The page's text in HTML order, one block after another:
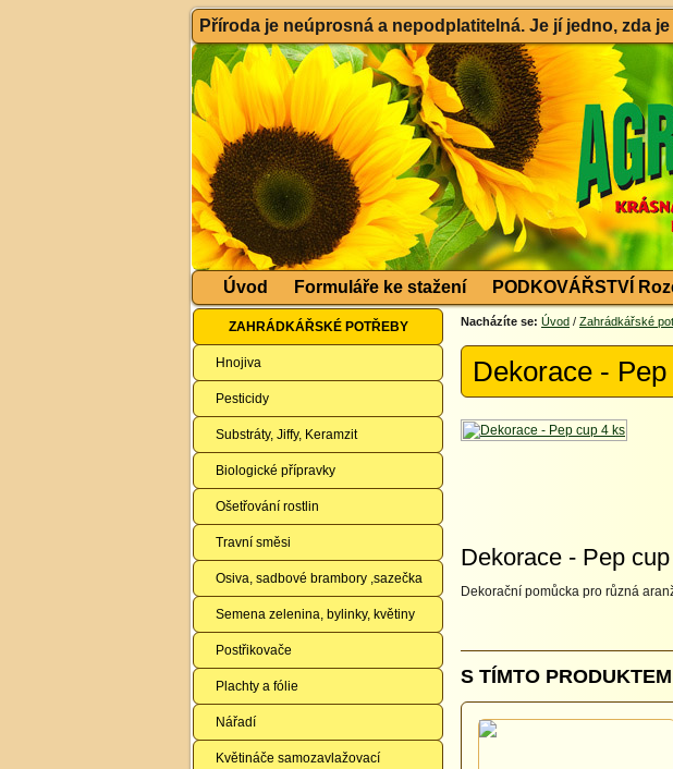
Příroda je neúprosná a nepodplatitelná. Je jí jedno, zda
Úvod Formuláře ke stažení PODKOVÁŘSTVÍ
ZAHRÁDKÁŘSKÉ POTŘEBY
Hnojiva
Pesticidy
Substráty, Jiffy, Keramzit
Biologické přípravky
Ošetřování rostlin
Travní směsi
Osiva, sadbové brambory ,sazečka
Semena zelenina, bylinky, květiny
Postřikovače
Plachty a fólie
Nářadí
Květináče samozavlažovací
Nacházíte se: Úvod / Zahrádkářské
Dekorace -
Dekorace - Pep
Dekorační pomůcka pro různá
S TÍMTO